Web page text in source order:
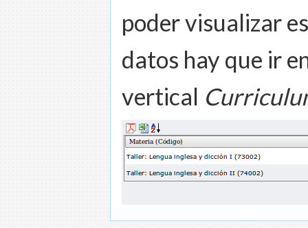
poder visualizar
datos hay que ir
vertical